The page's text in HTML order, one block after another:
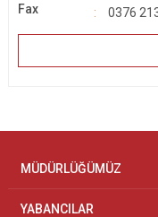
Fax
0376
MÜDÜRLÜĞÜMÜZ
YABANCILAR